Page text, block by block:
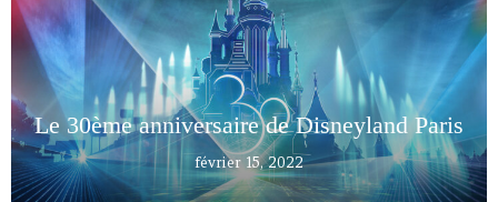
Le 30ème anniversaire de Disneyland Paris
février 15, 2022